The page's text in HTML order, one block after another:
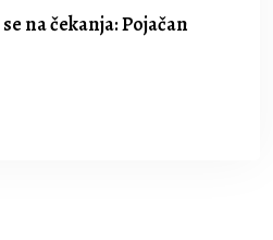
na čekanja: Pojačan